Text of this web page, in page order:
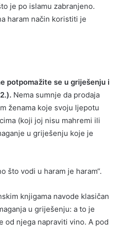
je po islamu zabranjeno.
haram način koristiti je
potpomažite se u griješenju i
Nema sumnje da prodaja
ženama koje svoju ljepotu
(koji joj nisu mahremi ili
u griješenju koje je
što vodi u haram je haram“.
knjigama navode klasičan
u griješenju: a to je
od njega napraviti vino. A pod